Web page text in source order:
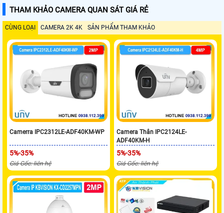
THAM KHẢO CAMERA QUAN SÁT GIÁ RẺ
CÙNG LOẠI CAMERA 2K 4K SẢN PHẨM THAM KHẢO
Camerra IPC2312LE-ADF40KM-WP
5%-35%
Giá Gốc: liên hệ
Camera Thân IPC2124LE-
ADF40KM-H
5%-35%
Giá Gốc: liên hệ